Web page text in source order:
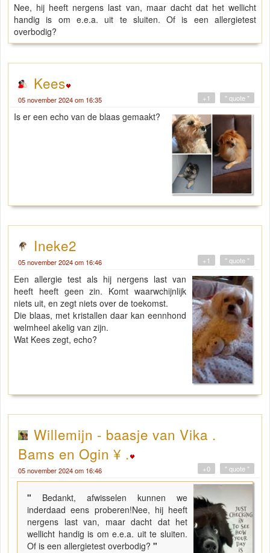
Nee, hij heeft nergens last van, maar dacht dat het wellicht
handig is om e.e.a. uit te sluiten. Of is een allergietest
overbodig?
Kees
05 november 2024 om 16:35 " quote "
+1
Is er een echo van de blaas gemaakt?
Ineke2
05 november 2024 om 16:46 " quote "
+1
Een allergie test als hij nergens last van
heeft heeft geen zin. Komt waarwchijnlijk
niets uit, en zegt niets over de toekomst.
Die blaas, met kristallen daar kan eennhond
welmheel akelig van zijn.
Wat Kees zegt, echo?
Willemijn - baasje van Vika .
Bams en Ogin ¥ .
05 november 2024 om 16:46 " quote "
+0
" Bedankt, afwisselen kunnen we
inderdaad eens proberen!Nee, hij heeft
nergens last van, maar dacht dat het
wellicht handig is om e.e.a. uit te sluiten.
Of is een allergietest overbodig? "